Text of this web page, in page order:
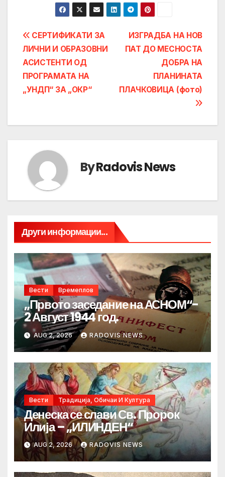
Post
navigation
ИЗГРАДБА НА НОВ
ПАТ ДО МЕСНОСТА
ДОБРА НА
ПЛАНИНАТА
ПЛАЧКОВИЦА (фото)
СЕРТИФИКАТИ ЗА
ЛИЧНИ И ОБРАЗОВНИ
АСИСТЕНТИ ОД
ПРОГРАМАТА НА
„УНДП“ ЗА „ОКР“
ByRadovis News
Други информации...
Вести Времеплов
„Првото заседание на АСНОМ“-
2 Август 1944 год.
AUG 2, 2026 RADOVIS NEWS
Вести Традиција, Обичаи И Култура
Денеска се слави Св. Пророк
Илија – „ИЛИНДЕН“
AUG 2, 2026 RADOVIS NEWS